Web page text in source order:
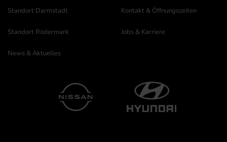
Standort Darmstadt
Standort Rödermark
News & Aktuelles
Kontakt & Öffnungszeiten
Jobs & Karriere